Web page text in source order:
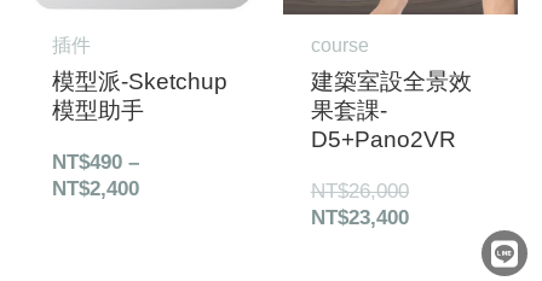
L
i
F
a
E
n
插件
模型派-Sketchup
模型助手
NT$490 –
NT$2,400
course
建築室設全景效
果套課-
D5+Pano2VR
NT$26,000
NT$23,400